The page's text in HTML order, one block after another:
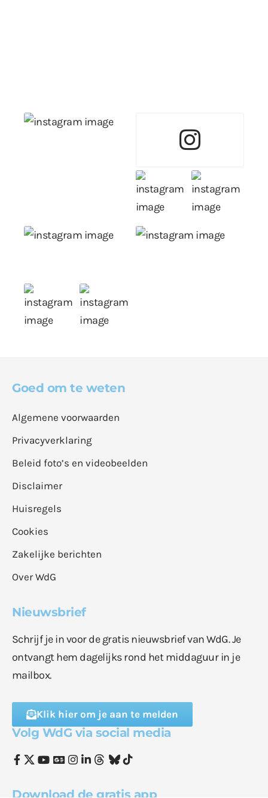
Goed om te weten
Algemene voorwaarden
Privacyverklaring
Beleid foto’s en videobeelden
Disclaimer
Huisregels
Cookies
Zakelijke berichten
Over WdG
Nieuwsbrief
Schrijf je in voor de gratis nieuwsbrief van WdG. Je
ontvangt hem dagelijks rond het middaguur in je
mailbox.
Klik hier om je aan te melden
Volg WdG via social media
Download de gratis app